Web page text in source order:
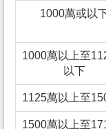
1000萬或以
1000萬以上至
以下
1125萬以上至
1500萬以上至